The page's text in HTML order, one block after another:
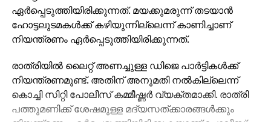
ഏര്‍പ്പെടുത്തിയിരിക്കുന്നത്. മയക്കുമരുന്ന് തടയാന്‍
ഹോട്ടലുടമകള്‍ക്ക് കഴിയുന്നില്ലെന്ന് കാണിച്ചാണ്
നിയന്ത്രണം ഏര്‍പ്പെടുത്തിയിരിക്കുന്നത്.
രാത്രിയില്‍ ലൈറ്റ് അണച്ചുള്ള ഡിജെ പാര്‍ട്ടികള്‍ക്ക്
നിയന്ത്രണമുണ്ട്. അതിന് അനുമതി നല്‍കില്ലെന്ന്
കൊച്ചി സിറ്റി പോലീസ് കമ്മീഷ്ണര്‍ വ്യക്തമാക്കി. രാത്രി
പത്തുമണിക്ക് ശേഷമുള്ള മദ്യസത്ക്കാരങ്ങള്‍ക്കും